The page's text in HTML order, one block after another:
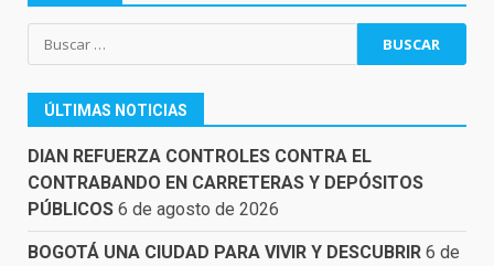
Buscar:
ÚLTIMAS NOTICIAS
DIAN REFUERZA CONTROLES CONTRA EL
CONTRABANDO EN CARRETERAS Y DEPÓSITOS
PÚBLICOS 6 de agosto de 2026
BOGOTÁ UNA CIUDAD PARA VIVIR Y DESCUBRIR 6 de